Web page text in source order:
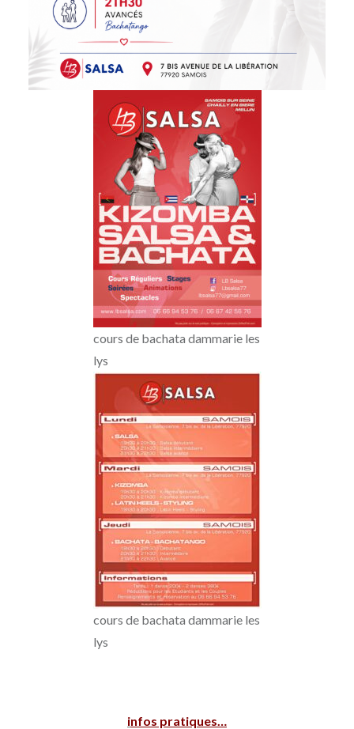
cours de bachata dammarie les
lys
cours de bachata dammarie les
lys
infos pratiques…